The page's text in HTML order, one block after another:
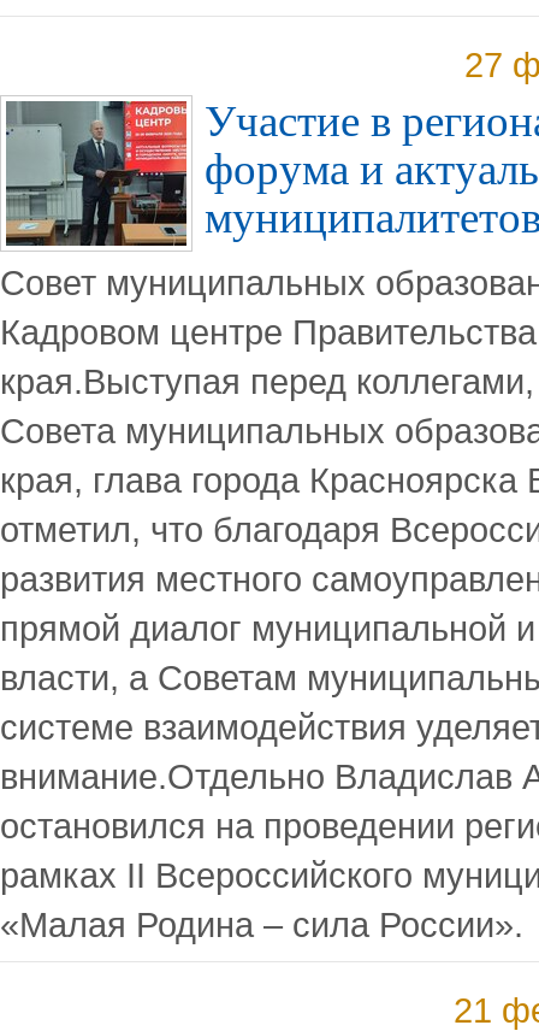
27
Участие в
форума и
Совет муниципальных
Кадровом центре
края.Выступая перед
Совета муниципальных
края, глава города
отметил, что благодаря
развития местного
прямой диалог муниципальной и
власти, а Советам
системе взаимодействия
внимание.Отдельно Владислав
остановился на проведении
рамках II Всероссийского
«Малая Родина – сила России».
21